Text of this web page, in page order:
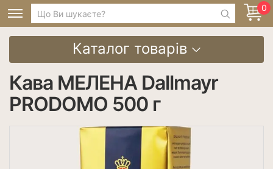
0
Каталог товарів
Кава МЕЛЕНА Dallmayr
PRODOMO 500 г